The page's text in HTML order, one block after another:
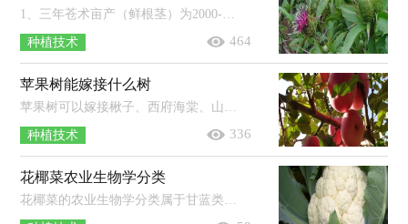
种植技术 464
苹果树能嫁接什么树
种植技术 336
花椰菜农业生物学分类